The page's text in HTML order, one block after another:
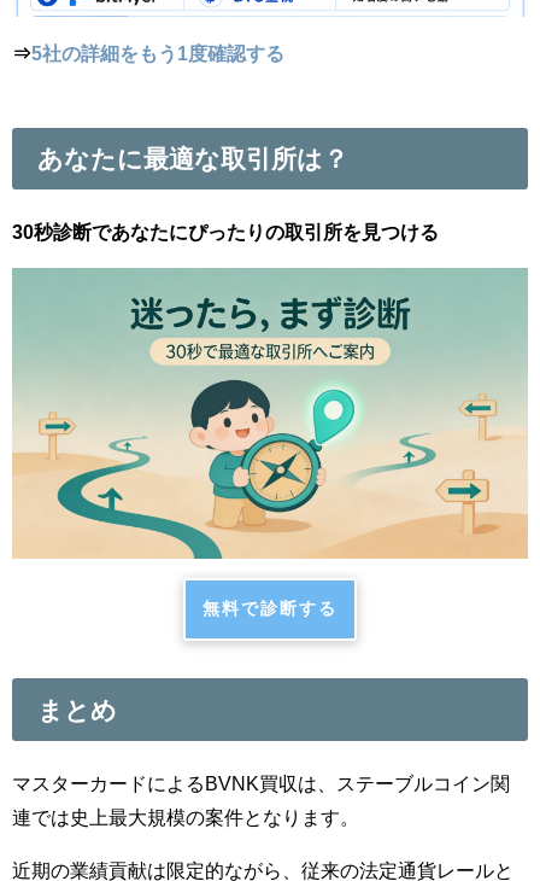
⇒5社の詳細をもう1度確認する
あなたに最適な取引所は？
30秒診断であなたにぴったりの取引所を見つける
無料で診断する
まとめ
マスターカードによるBVNK買収は、ステーブルコイン関
連では史上最大規模の案件となります。
近期の業績貢献は限定的ながら、従来の法定通貨レールと